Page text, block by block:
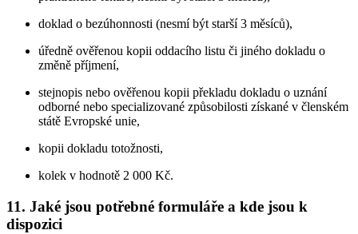
doklad o bezúhonnosti (nesmí být starší 3 měsíců),
úředně ověřenou kopii oddacího listu či jiného dokladu o
změně příjmení,
stejnopis nebo ověřenou kopii překladu dokladu o uznání
odborné nebo specializované způsobilosti získané v členském
státě Evropské unie,
kopii dokladu totožnosti,
kolek v hodnotě 2 000 Kč.
11. Jaké jsou potřebné formuláře a kde jsou k
dispozici